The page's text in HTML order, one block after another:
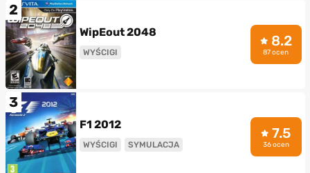
2
WipEout 2048
WYŚCIGI
8.2
87 ocen
3
F1 2012
WYŚCIGI SYMULACJA
7.5
36 ocen